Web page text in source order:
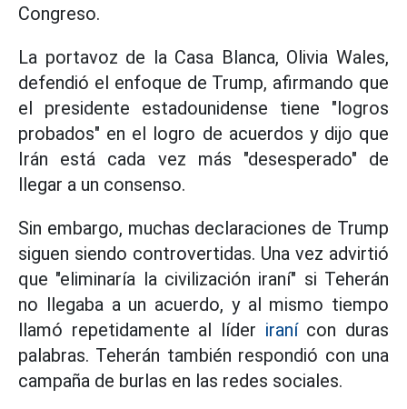
Congreso.
La portavoz de la Casa Blanca, Olivia Wales,
defendió el enfoque de Trump, afirmando que
el presidente estadounidense tiene "logros
probados" en el logro de acuerdos y dijo que
Irán está cada vez más "desesperado" de
llegar a un consenso.
Sin embargo, muchas declaraciones de Trump
siguen siendo controvertidas. Una vez advirtió
que "eliminaría la civilización iraní" si Teherán
no llegaba a un acuerdo, y al mismo tiempo
llamó repetidamente al líder iranícon duras
palabras. Teherán también respondió con una
campaña de burlas en las redes sociales.